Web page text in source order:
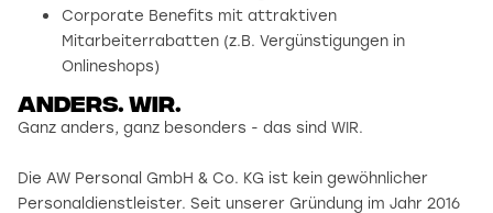
Corporate Benefits mit attraktiven
Mitarbeiterrabatten (z.B. Vergünstigungen in
Onlineshops)
Anders. wir.
Ganz anders, ganz besonders - das sind WIR.
Die AW Personal GmbH & Co. KG ist kein gewöhnlicher
Personaldienstleister. Seit unserer Gründung im Jahr 2016